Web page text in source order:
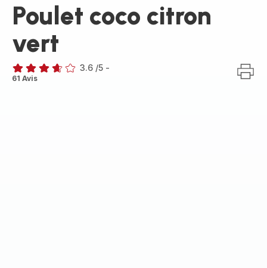
Poulet coco citron
vert
ratings.3.6
3.6 /5 -
61 Avis